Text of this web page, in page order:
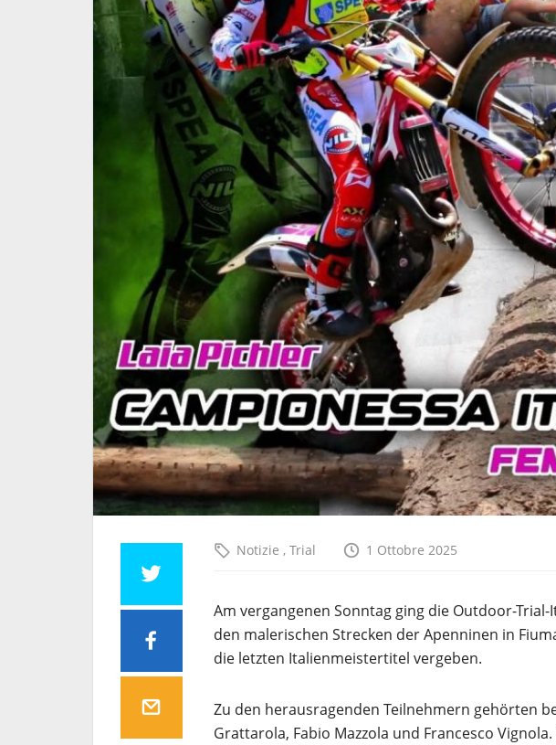
Notizie , Trial 1 Ottobre 2025
Am vergangenen Sonntag ging die Outdoor-
den malerischen Strecken der Apenninen in
die letzten Italienmeistertitel vergeben.
Zu den herausragenden Teilnehmern gehörten
Grattarola, Fabio Mazzola und Francesco